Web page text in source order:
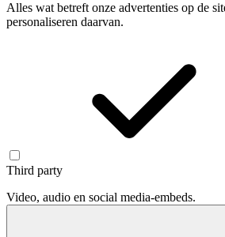
Alles wat betreft onze advertenties op de
personaliseren daarvan.
Third party
Video, audio en social media-embeds.